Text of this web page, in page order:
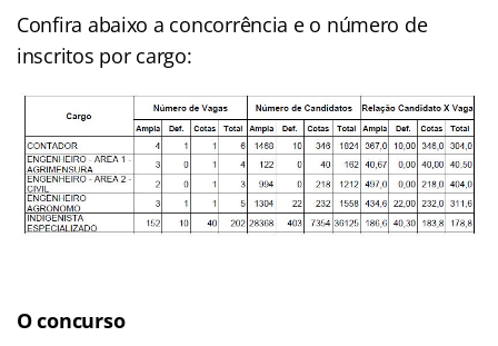
Confira abaixo a concorrência e o número de
inscritos por cargo:
O concurso